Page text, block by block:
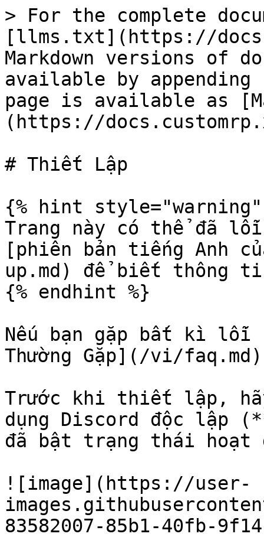
> For the complete
[llms.txt](https://
Markdown versions of
available by
page is available as
(https://
# Thiết Lập
{% hint style="warning"
Trang này có thể đã
[phiên bản tiếng Anh
up.md) để biết thông
{% endhint %}
Nếu bạn gặp bất kì lỗi
Thường Gặp](/vi/
Trước khi thiết lập, hãy
dụng Discord độc lập
đã bật trạng thái hoạt
![image](https://user-
83582007-85b1-40fb-